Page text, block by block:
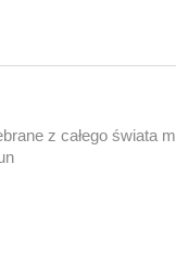
z całego świata